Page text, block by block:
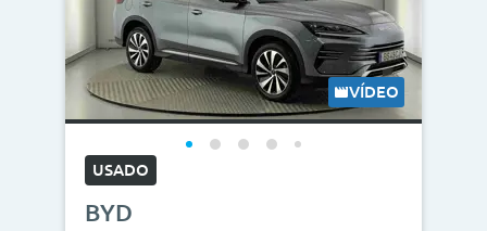
VÍDEO
USADO
BYD